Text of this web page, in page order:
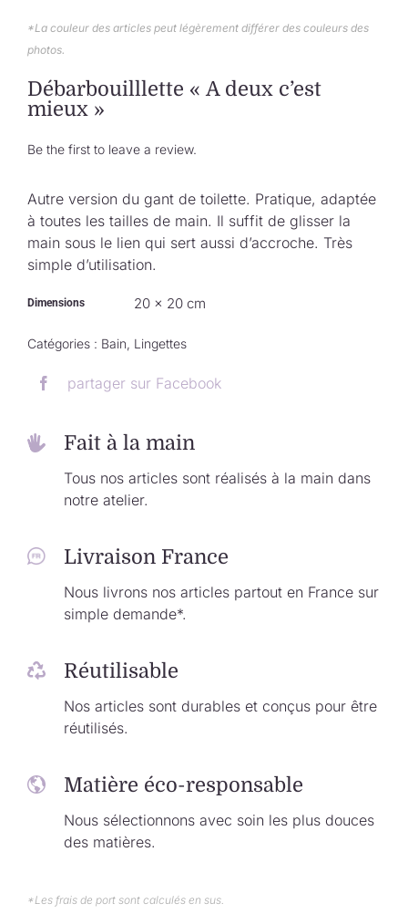
*La couleur des articles peut légèrement différer des couleurs des
photos.
Débarbouilllette « A deux c’est
mieux »
Be the first to leave a review.
Autre version du gant de toilette. Pratique, adaptée
à toutes les tailles de main. Il suffit de glisser la
main sous le lien qui sert aussi d’accroche. Très
simple d’utilisation.
Dimensions 20 × 20 cm
Catégories : Bain, Lingettes
partager sur Facebook
Fait à la main
Tous nos articles sont réalisés à la main dans
notre atelier.
Livraison France
Nous livrons nos articles partout en France sur
simple demande*.
Réutilisable
Nos articles sont durables et conçus pour être
réutilisés.
Matière éco-responsable
Nous sélectionnons avec soin les plus douces
des matières.
*Les frais de port sont calculés en sus.